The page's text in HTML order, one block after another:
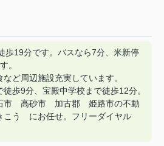
歩19分です。バスなら7分、米新停
。
ど周辺施設充実しています。
歩9分、宝殿中学校まで徒歩12分。
市 高砂市 加古郡 姫路市の不動
う にお任せ。フリーダイヤル